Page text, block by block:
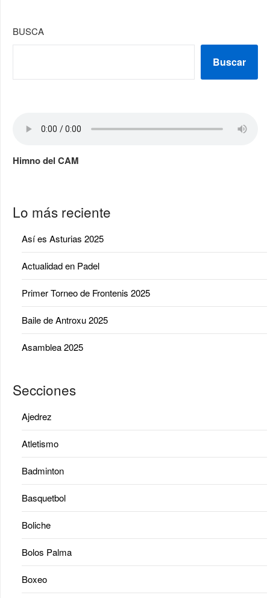
BUSCA
Buscar
Himno del CAM
Lo más reciente
Así es Asturias 2025
Actualidad en Padel
Primer Torneo de Frontenis 2025
Baile de Antroxu 2025
Asamblea 2025
Secciones
Ajedrez
Atletismo
Badminton
Basquetbol
Boliche
Bolos Palma
Boxeo